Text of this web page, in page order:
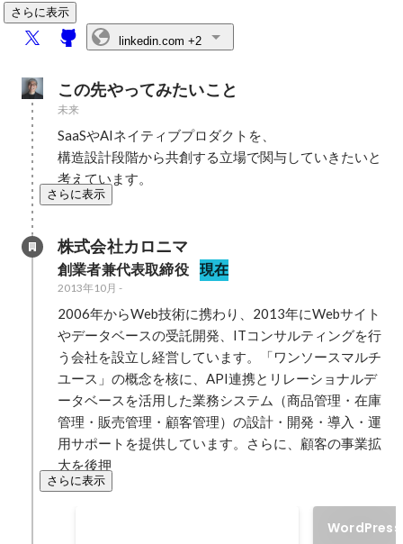
さらに表示
linkedin.com +2
この先やってみたいこと
未来
SaaSやAIネイティブプロダクトを、
構造設計段階から共創する立場で関与していきたいと
考えています。
さらに表示
株式会社カロニマ
創業者兼代表取締役 現在
2013年10月 -
2006年からWeb技術に携わり、2013年にWebサイト
やデータベースの受託開発、ITコンサルティングを行
う会社を設立し経営しています。「ワンソースマルチ
ユース」の概念を核に、API連携とリレーショナルデ
ータベースを活用した業務システム（商品管理・在庫
管理・販売管理・顧客管理）の設計・開発・導入・運
用サポートを提供しています。さらに、顧客の事業拡
大を後押
さらに表示